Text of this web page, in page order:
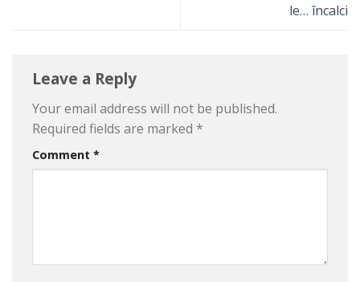
le… încalci
Leave a Reply
Your email address will not be published.
Required fields are marked *
Comment *